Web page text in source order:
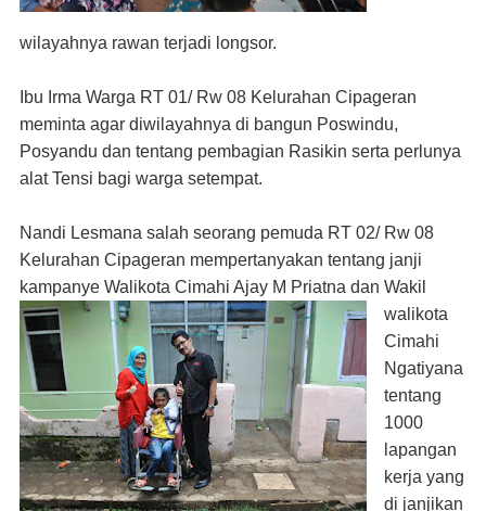
wilayahnya rawan terjadi longsor.
Ibu Irma Warga RT 01/ Rw 08 Kelurahan Cipageran
meminta agar diwilayahnya di bangun Poswindu,
Posyandu dan tentang pembagian Rasikin serta perlunya
alat Tensi bagi warga setempat.
Nandi Lesmana salah seorang pemuda RT 02/ Rw 08
Kelurahan Cipageran mempertanyakan tentang janji
kampanye Walikota Cimahi Ajay M Priatna dan Wakil
walikota
Cimahi
Ngatiyana
tentang
1000
lapangan
kerja yang
di janjikan